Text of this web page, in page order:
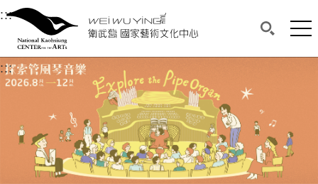
衛武營國家藝術文化中心
中央內容區塊，為本頁主要內容區。
:::選單連結區塊，此區塊列有本網站主要連結。
衛武營國家藝術文化中心
搜尋(開
網
:::中央內容區塊，為本頁主要內容區。